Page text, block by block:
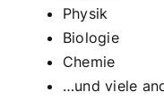
Physik
Biologie
Chemie
…und viele